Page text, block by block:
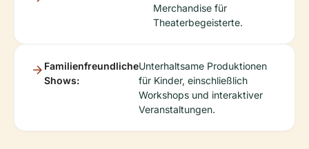
Merchandise für
Theaterbegeisterte.
Familienfreundliche
Shows:
Unterhaltsame Produktionen
für Kinder, einschließlich
Workshops und interaktiver
Veranstaltungen.